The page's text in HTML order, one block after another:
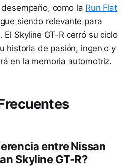
como la Run Flat
siendo relevante para
El Skyline GT-R cerró su ciclo
historia de pasión, ingenio y
en la memoria automotriz.
entre Nissan
Skyline GT-R?